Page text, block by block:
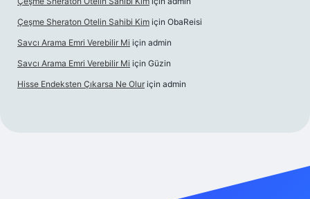
Çeşme Sheraton Otelin Sahibi Kim için ObaReisi
Savcı Arama Emri Verebilir Mi için admin
Savcı Arama Emri Verebilir Mi için Güzin
Hisse Endeksten Çıkarsa Ne Olur için admin